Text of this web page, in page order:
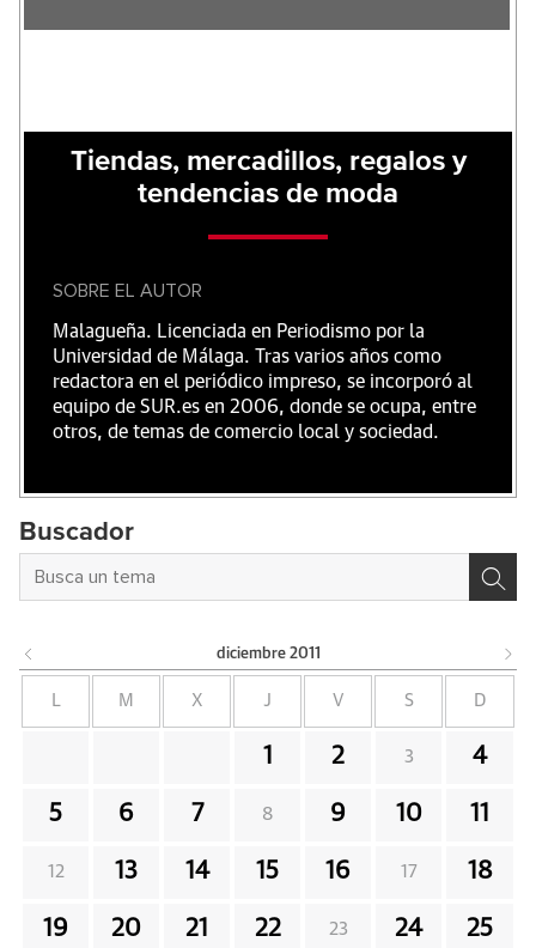
Tiendas, mercadillos, regalos y
tendencias de moda
SOBRE EL AUTOR
Malagueña. Licenciada en Periodismo por la
Universidad de Málaga. Tras varios años como
redactora en el periódico impreso, se incorporó al
equipo de SUR.es en 2006, donde se ocupa, entre
otros, de temas de comercio local y sociedad.
Buscador
diciembre 2011
M X J V S D
1 2 3 4
5 6 7 8 9 10 11
12 13 14 15 16 17 18
19 20 21 22 23 24 25